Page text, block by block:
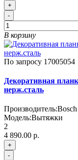
+
-
В корзину
По запросу 17005054
Декоративная
нерж.сталь
Производитель:Bosch
Модель:Вытяжки
2
4 890.00 р.
+
-